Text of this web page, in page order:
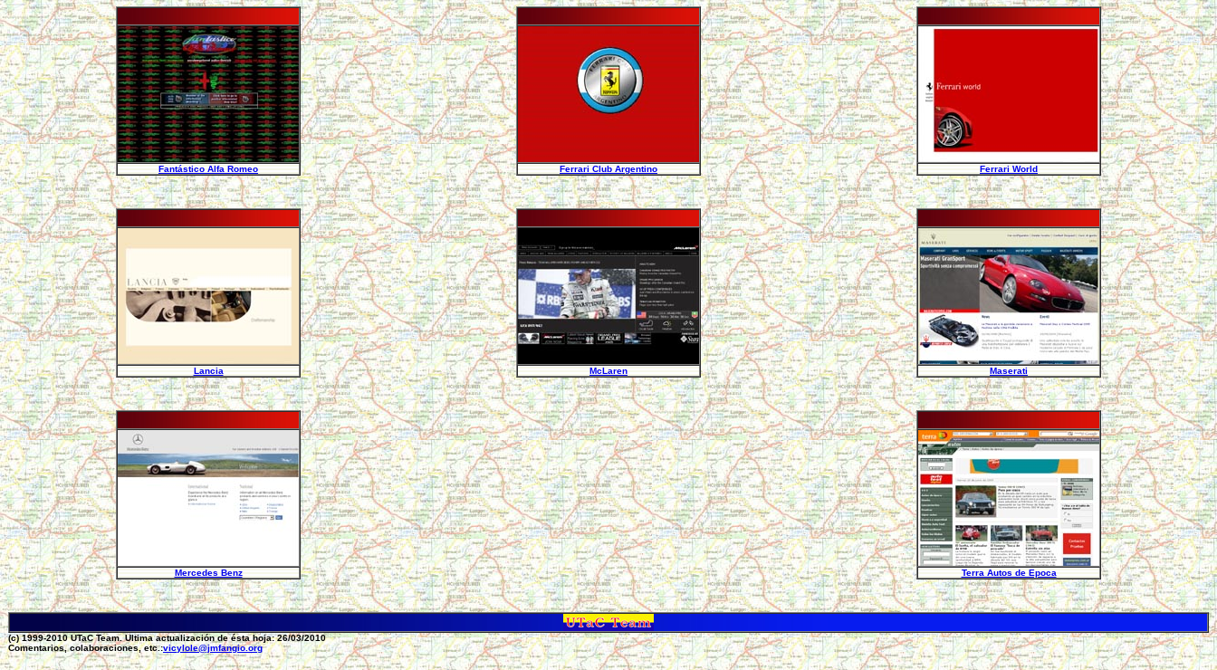
Fantástico Alfa Romeo Ferrari Club Argentino Ferrari World
Lancia McLaren Maserati
Mercedes Benz Terra Autos de Epoca
(c) 1999-2010 UTaC Team. Ultima actualización de ésta hoja: 26/03/2010
Comentarios, colaboraciones, etc.:vicylole@jmfangio.org